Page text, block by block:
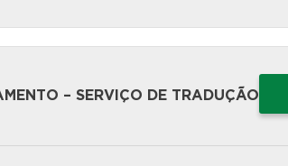
– SERVIÇO DE TRADUÇÃO